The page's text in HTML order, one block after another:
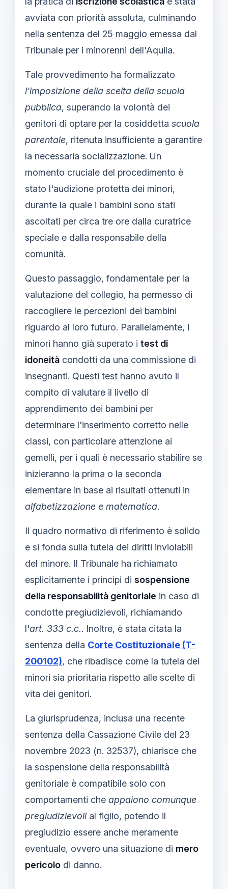
avviata con priorità assoluta, culminando
nella sentenza del 25 maggio emessa dal
Tribunale per i minorenni dell'Aquila.
Tale provvedimento ha formalizzato
l'imposizione della scelta della scuola
pubblica, superando la volontà dei
genitori di optare per la cosiddetta scuola
parentale, ritenuta insufficiente a garantire
la necessaria socializzazione. Un
momento cruciale del procedimento è
stato l'audizione protetta dei minori,
durante la quale i bambini sono stati
ascoltati per circa tre ore dalla curatrice
speciale e dalla responsabile della
comunità.
Questo passaggio, fondamentale per la
valutazione del collegio, ha permesso di
raccogliere le percezioni dei bambini
riguardo al loro futuro. Parallelamente, i
minori hanno già superato i test di
idoneità condotti da una commissione di
insegnanti. Questi test hanno avuto il
compito di valutare il livello di
apprendimento dei bambini per
determinare l'inserimento corretto nelle
classi, con particolare attenzione ai
gemelli, per i quali è necessario stabilire se
inizieranno la prima o la seconda
elementare in base ai risultati ottenuti in
alfabetizzazione e matematica.
Il quadro normativo di riferimento è solido
e si fonda sulla tutela dei diritti inviolabili
del minore. Il Tribunale ha richiamato
esplicitamente i principi di sospensione
della responsabilità genitoriale in caso di
condotte pregiudizievoli, richiamando
l'art. 333 c.c.. Inoltre, è stata citata la
sentenza della Corte Costituzionale (T-
200102), che ribadisce come la tutela dei
minori sia prioritaria rispetto alle scelte di
vita dei genitori.
La giurisprudenza, inclusa una recente
sentenza della Cassazione Civile del 23
novembre 2023 (n. 32537), chiarisce che
la sospensione della responsabilità
genitoriale è compatibile solo con
comportamenti che appaiono comunque
pregiudizievolial figlio, potendo il
pregiudizio essere anche meramente
eventuale, ovvero una situazione di mero
pericolo di danno.